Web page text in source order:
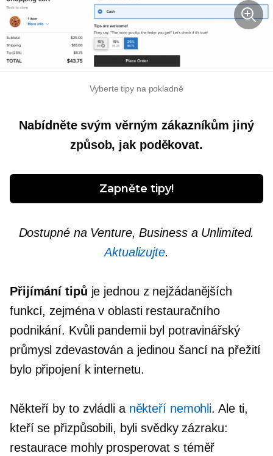
Vyberte tipy na pokladně
Nabídněte svým věrným zákazníkům jiný
způsob, jak poděkovat.
Zapněte tipy!
Dostupné na Venture, Business a Unlimited.
Aktualizujte.
Přijímání tipů je jednou z nejžádanějších
funkcí, zejména v oblasti restauračního
podnikání. Kvůli pandemii byl potravinářský
průmysl zdevastován a jedinou šancí na přežití
bylo připojení k internetu.
Někteří by to zvládli a někteří nemohli. Ale ti,
kteří se přizpůsobili, byli svědky zázraku:
restaurace mohly prosperovat s téměř